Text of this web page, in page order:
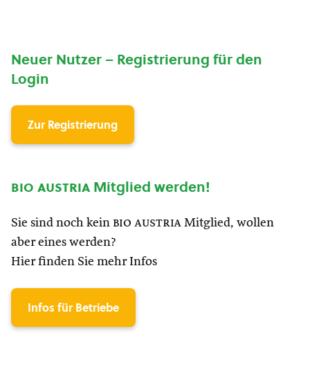
Neuer Nutzer – Registrierung für den
Login
Zur Registrierung
bio austria Mitglied werden!
Sie sind noch kein bio austria Mitglied, wollen
aber eines werden?
Hier finden Sie mehr Infos
Infos für Betriebe